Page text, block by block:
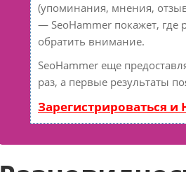
(упоминания, мнения,
— SeoHammer покажет, где
обратить внимание.
SeoHammer еще
раз, а первые результаты
Зарегистрироваться